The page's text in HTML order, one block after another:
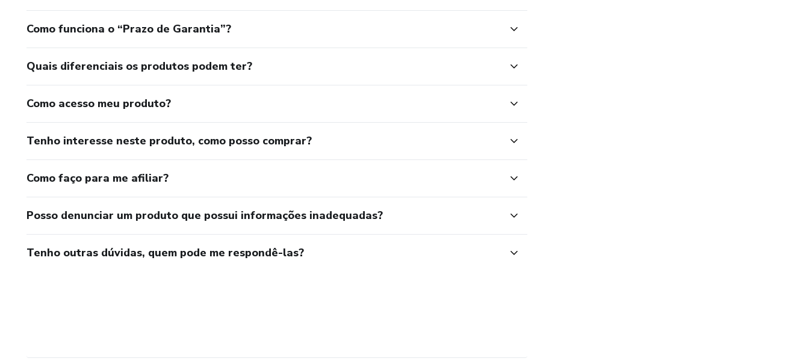
Como funciona o “Prazo de Garantia”?
Quais diferenciais os produtos podem ter?
Como acesso meu produto?
Tenho interesse neste produto, como posso comprar?
Como faço para me afiliar?
Posso denunciar um produto que possui informações inadequadas?
Tenho outras dúvidas, quem pode me respondê-las?